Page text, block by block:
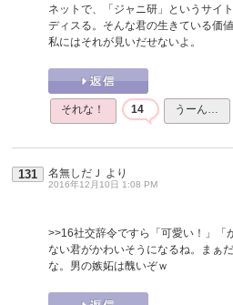
ネットで、「ジャニ研」というサイ
ディスる。そんな君の生きている
私にはそれが見いだせないよ。
それな！ 14 うーん…
131 名無しだＪ より
2016年12月10日 1:08 PM
>>16社交辞令ですら「可愛い！」「
ない君がかわいそうになるね。まぁ
な。男の嫉妬は醜いぞｗ